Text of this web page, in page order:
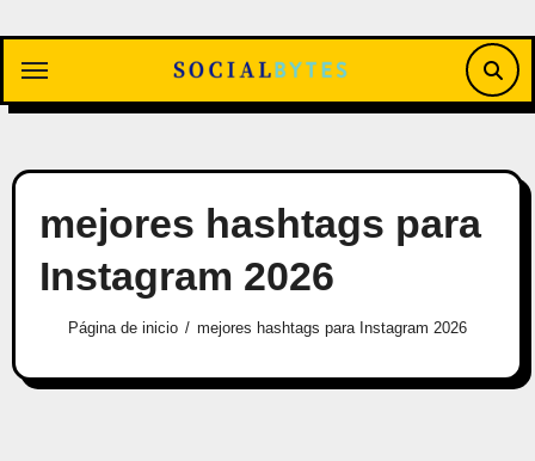
contenido
mejores hashtags para
Instagram 2026
Página de inicio mejores hashtags para Instagram 2026